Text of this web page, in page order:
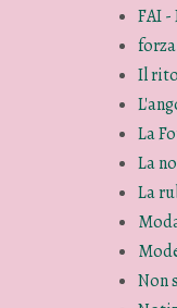
FAI
Il
La
La
La
Non